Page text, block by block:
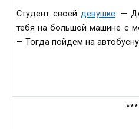
Студент своейдевушке: —
тебя на большой машине с
— Тогда пойдем на
***